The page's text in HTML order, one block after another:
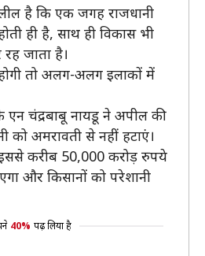
है कि एक जगह राजधानी
ही है, साथ ही विकास भी
जाता है।
तो अलग-अलग इलाकों में
एन चंद्रबाबू नायडू ने अपील की
को अमरावती से नहीं हटाएं।
इससे करीब 50,000 करोड़ रुपये
और किसानों को परेशानी
40% पढ़ लिया है